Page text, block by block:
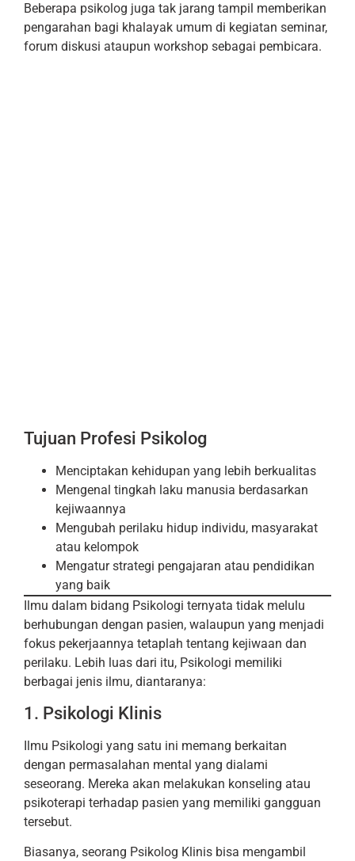
Beberapa psikolog juga tak jarang tampil memberikan
pengarahan bagi khalayak umum di kegiatan seminar,
forum diskusi ataupun workshop sebagai pembicara.
Tujuan Profesi Psikolog
Menciptakan kehidupan yang lebih berkualitas
Mengenal tingkah laku manusia berdasarkan
kejiwaannya
Mengubah perilaku hidup individu, masyarakat
atau kelompok
Mengatur strategi pengajaran atau pendidikan
yang baik
Ilmu dalam bidang Psikologi ternyata tidak melulu
berhubungan dengan pasien, walaupun yang menjadi
fokus pekerjaannya tetaplah tentang kejiwaan dan
perilaku. Lebih luas dari itu, Psikologi memiliki
berbagai jenis ilmu, diantaranya:
1. Psikologi Klinis
Ilmu Psikologi yang satu ini memang berkaitan
dengan permasalahan mental yang dialami
seseorang. Mereka akan melakukan konseling atau
psikoterapi terhadap pasien yang memiliki gangguan
tersebut.
Biasanya, seorang Psikolog Klinis bisa mengambil